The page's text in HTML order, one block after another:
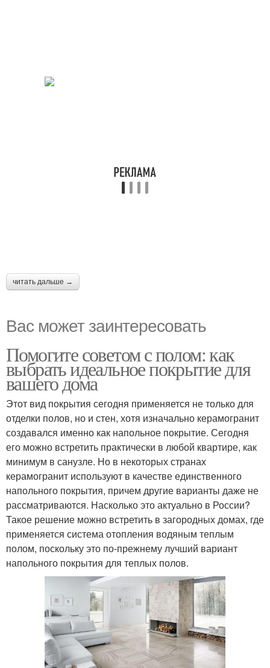
читать дальше →
Вас может заинтересовать
Помогите советом с полом: как
выбрать идеальное покрытие для
вашего дома
Этот вид покрытия сегодня применяется не только для
отделки полов, но и стен, хотя изначально керамогранит
создавался именно как напольное покрытие. Сегодня
его можно встретить практически в любой квартире, как
минимум в санузле. Но в некоторых странах
керамогранит используют в качестве единственного
напольного покрытия, причем другие варианты даже не
рассматриваются. Насколько это актуально в России?
Такое решение можно встретить в загородных домах, где
применяется система отопления водяным теплым
полом, поскольку это по-прежнему лучший вариант
напольного покрытия для теплых полов.